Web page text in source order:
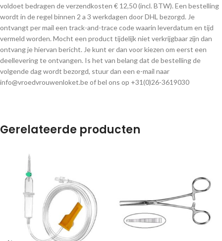
voldoet bedragen de verzendkosten € 12,50 (incl. BTW). Een bestelling
wordt in de regel binnen 2 a 3 werkdagen door DHL bezorgd. Je
ontvangt per mail een track-and-trace code waarin leverdatum en tijd
vermeld worden. Mocht een product tijdelijk niet verkrijgbaar zijn dan
ontvang je hiervan bericht. Je kunt er dan voor kiezen om eerst een
deellevering te ontvangen. Is het van belang dat de bestelling de
volgende dag wordt bezorgd, stuur dan een e-mail naar
info@vroedvrouwenloket.be of bel ons op +31(0)26-3619030
Gerelateerde producten